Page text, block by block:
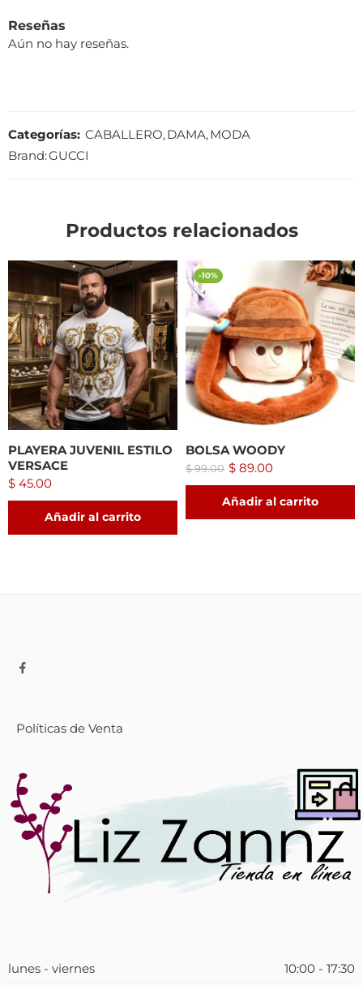
Reseñas
Aún no hay reseñas.
Categorías: CABALLERO,DAMA,MODA
Brand:GUCCI
Productos relacionados
PLAYERA JUVENIL ESTILO
VERSACE
$ 45.00
Añadir al carrito
-10%
BOLSA WOODY
$99.00 $ 89.00
Añadir al carrito
Políticas de Venta
lunes - viernes 10:00 - 17:30